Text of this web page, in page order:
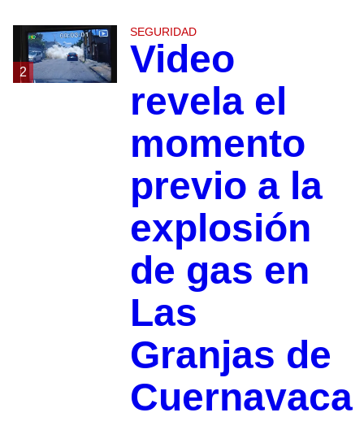
2
SEGURIDAD
Video
revela el
momento
previo a la
explosión
de gas en
Las
Granjas de
Cuernavaca